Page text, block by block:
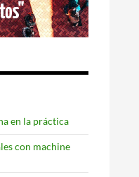
en la práctica
con machine